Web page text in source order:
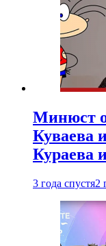
Минюст
Куваева
Кураева
3 года спустя2